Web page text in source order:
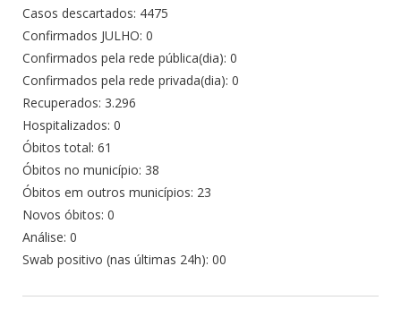
Casos descartados: 4475
Confirmados JULHO: 0
Confirmados pela rede pública(dia): 0
Confirmados pela rede privada(dia): 0
Recuperados: 3.296
Hospitalizados: 0
Óbitos total: 61
Óbitos no município: 38
Óbitos em outros municípios: 23
Novos óbitos: 0
Análise: 0
Swab positivo (nas últimas 24h): 00